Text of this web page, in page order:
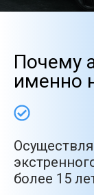
Почему
именно
более 15